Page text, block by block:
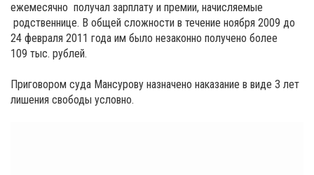
ежемесячно получал зарплату и премии, начисляемые
родственнице. В общей сложности в течение ноября 2009 до
24 февраля 2011 года им было незаконно получено более
109 тыс. рублей.
Приговором суда Мансурову назначено наказание в виде 3 лет
лишения свободы условно.